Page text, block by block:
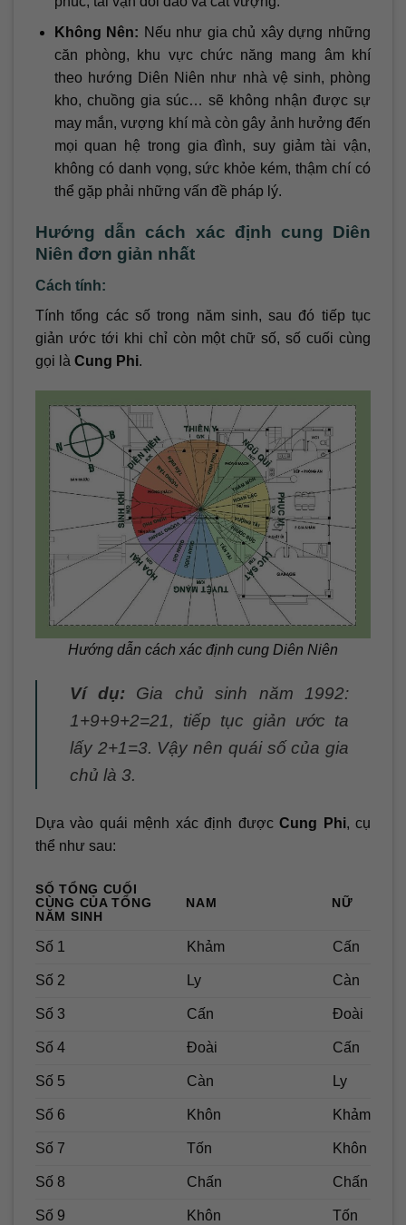
Không Nên: Nếu như gia chủ xây dựng những
căn phòng, khu vực chức năng mang âm khí
theo hướng Diên Niên như nhà vệ sinh, phòng
kho, chuồng gia súc… sẽ không nhận được sự
may mắn, vượng khí mà còn gây ảnh hưởng đến
mọi quan hệ trong gia đình, suy giảm tài vận,
không có danh vọng, sức khỏe kém, thậm chí có
thể gặp phải những vấn đề pháp lý.
Hướng dẫn cách xác định cung Diên
Niên đơn giản nhất
Cách tính:
Tính tổng các số trong năm sinh, sau đó tiếp tục
giản ước tới khi chỉ còn một chữ số, số cuối cùng
gọi là Cung Phi.
Hướng dẫn cách xác định cung Diên Niên
Ví dụ: Gia chủ sinh năm 1992:
1+9+9+2=21, tiếp tục giản ước ta
lấy 2+1=3. Vậy nên quái số của gia
chủ là 3.
Dựa vào quái mệnh xác định đượcCung Phi, cụ
thể như sau:
SỐ TỔNG CUỐI
CÙNG CỦA TỔNG
NĂM SINH
NAM NỮ
Số 1 Khảm Cấn
Số 2 Ly Càn
Số 3 Cấn Đoài
Số 4 Đoài Cấn
Số 5 Càn Ly
Số 6 Khôn Khảm
Số 7 Tốn Khôn
Số 8 Chấn Chấn
Số 9 Khôn Tốn